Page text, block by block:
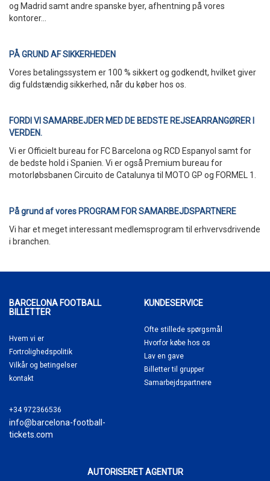
og Madrid samt andre spanske byer, afhentning på vores
kontorer...
PÅ GRUND AF SIKKERHEDEN
Vores betalingssystem er 100 % sikkert og godkendt, hvilket giver
dig fuldstændig sikkerhed, når du køber hos os.
FORDI VI SAMARBEJDER MED DE BEDSTE REJSEARRANGØRER I
VERDEN.
Vi er Officielt bureau for FC Barcelona og RCD Espanyol samt for
de bedste hold i Spanien. Vi er også Premium bureau for
motorløbsbanen Circuito de Catalunya til MOTO GP og FORMEL 1.
På grund af vores PROGRAM FOR SAMARBEJDSPARTNERE
Vi har et meget interessant medlemsprogram til erhvervsdrivende
i branchen.
BARCELONA FOOTBALL
BILLETTER
Hvem vi er
Fortrolighedspolitik
Vilkår og betingelser
kontakt
+34 972366536
info@barcelona-football-
tickets.com
KUNDESERVICE
Ofte stillede spørgsmål
Hvorfor købe hos os
Lav en gave
Billetter til grupper
Samarbejdspartnere
AUTORISERET AGENTUR